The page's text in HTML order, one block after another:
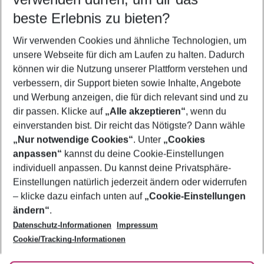
5-8 Nächte
2 Erwachsene Keine Kinder
Mehr Filter anzeigen
Footer
Footer navigation
Über uns
AGB
Bestpreisgarantie
Cookie-Einstellungen ändern
Cookie-Richtlinie
Agenturbetreuung
Barrierefreies Reisen
Folge uns
beste Erlebnis zu bieten?
Wir verwenden Cookies und ähnliche Technologien, um
unsere Webseite für dich am Laufen zu halten. Dadurch
können wir die Nutzung unserer Plattform verstehen und
verbessern, dir Support bieten sowie Inhalte, Angebote
und Werbung anzeigen, die für dich relevant sind und zu
dir passen. Klicke auf „Alle akzeptieren“, wenn du
einverstanden bist. Dir reicht das Nötigste? Dann wähle
„Nur notwendige Cookies“. Unter „Cookies
anpassen“ kannst du deine Cookie-Einstellungen
individuell anpassen. Du kannst deine Privatsphäre-
Einstellungen natürlich jederzeit ändern oder widerrufen
– klicke dazu einfach unten auf „Cookie-Einstellungen
ändern“.
Datenschutz-Informationen
Impressum
Cookie/Tracking-Informationen